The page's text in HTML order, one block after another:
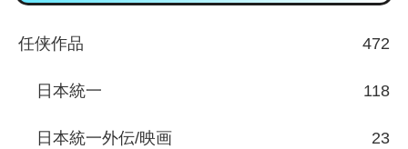
任侠作品 472
日本統一 118
日本統一外伝/映画 23